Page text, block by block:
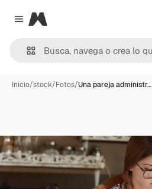
Close menu
Magnific
Inicio/stock/Fotos/Una pareja administr…